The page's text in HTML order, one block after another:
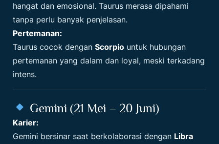
hangat dan emosional. Taurus merasa dipahami
tanpa perlu banyak penjelasan.
Pertemanan:
Taurus cocok denganScorpio untuk hubungan
pertemanan yang dalam dan loyal, meski terkadang
intens.
Gemini (21 Mei – 20 Juni)
Karier:
Gemini bersinar saat berkolaborasi dengan Libra